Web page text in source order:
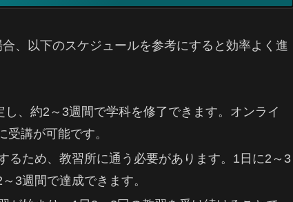
、以下のスケジュールを参考にすると効率よく進
、約2～3週間で学科を修了できます。オンライ
講が可能です。
るため、教習所に通う必要があります。1日に2～3
3週間で達成できます。